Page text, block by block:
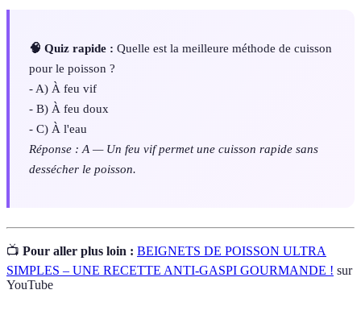
🧠 Quiz rapide : Quelle est la meilleure méthode de cuisson
pour le poisson ?
- A) À feu vif
- B) À feu doux
- C) À l'eau
Réponse : A — Un feu vif permet une cuisson rapide sans
dessécher le poisson.
📺 Pour aller plus loin : BEIGNETS DE POISSON ULTRA
SIMPLES – UNE RECETTE ANTI-GASPI GOURMANDE ! sur
YouTube